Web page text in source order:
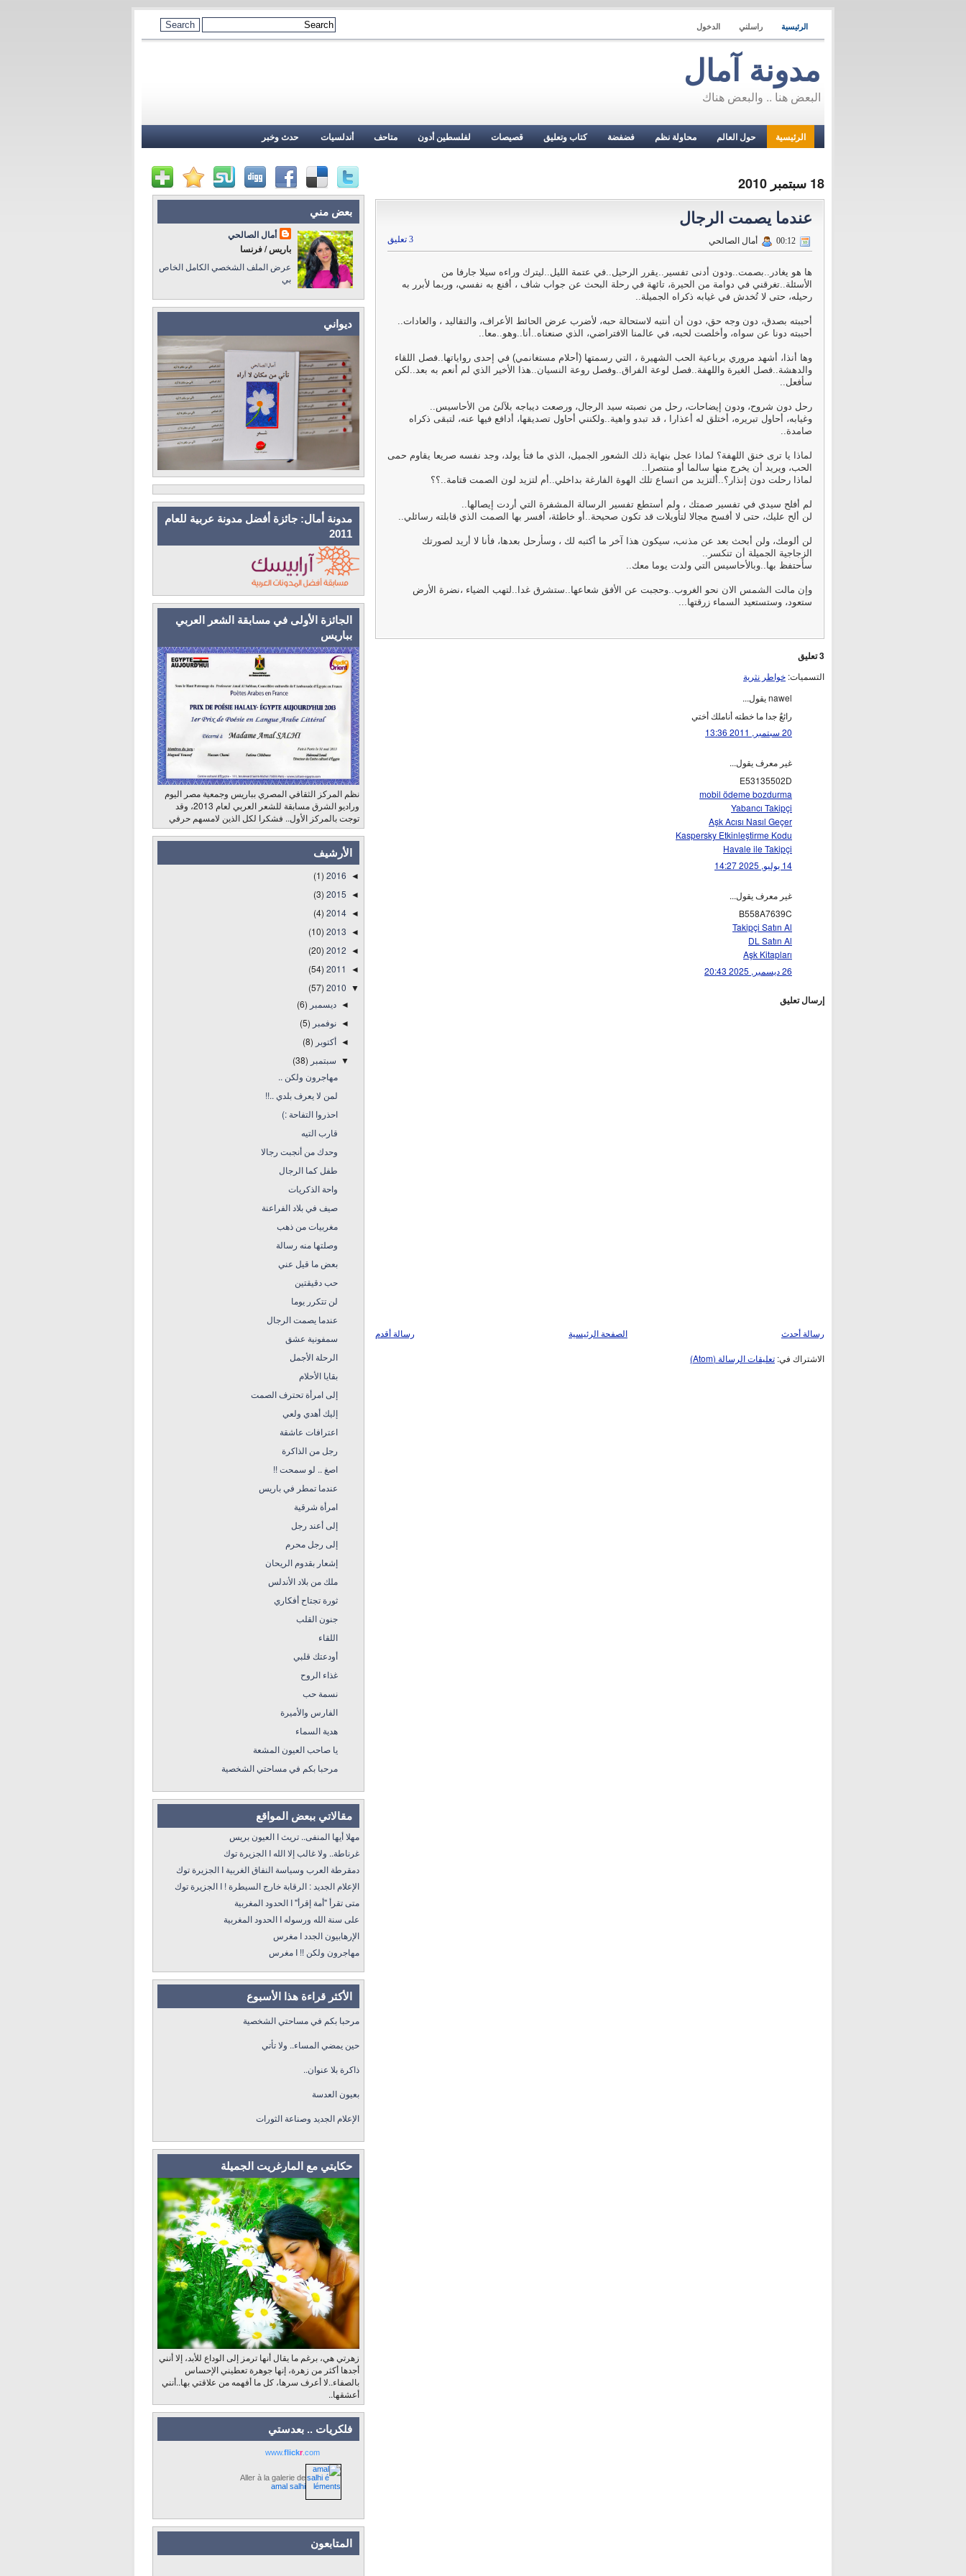
الرئيسية راسلني الدخول
مدونة آمال
البعض هنا .. والبعض هناك
الرئيسية حول العالم محاولة نظم فضفضة كتاب وتعليق قصيصات لفلسطين أدون متاحف أندلسيات حدث وخبر
18 سبتمبر 2010
عندما يصمت الرجال
3 تعليق أمال الصالحي
ها هو يغادر..بصمت..ودون أدنى تفسير..يقرر الرحيل..في عتمة الليل..ليترك وراءه سيلا جارفا من
الأسئلة..تغرقني في دوامة من الحيرة، تائهة في رحلة البحث عن جواب شاف ، أقنع به نفسي، وربما لأبرر به
رحيله، حتى لا تُخدش في غيابه ذكراه الجميلة..
أحببته بصدق، دون وجه حق، دون أن أنتبه لاستحالة حبه، لأضرب عرض الحائط الأعراف، والتقاليد ، والعادات..
أحببته دونا عن سواه، وأخلصت لحبه، في عالمنا الافتراضي، الذي صنعناه..أنا..وهو..معا..
وها أنذا، أشهد مروري برباعية الحب الشهيرة ، التي رسمتها (أحلام مستغانمي) في إحدى رواياتها..فصل اللقاء
والدهشة..فصل الغيرة واللهفة..فصل لوعة الفراق..وفصل روعة النسيان..هذا الأخير الذي لم أنعم به بعد..لكن
سأفعل..
رحل دون شروح، ودون إيضاحات، رحل من نصبته سيد الرجال، ورصعت ديباجه بلآلئ من الأحاسيس..
وغيابه، أحاول تبريره، أختلق له أعذارا ، قد تبدو واهية..ولكنني أحاول تصديقها، أدافع فيها عنه، لتبقى ذكراه
صامدة..
لماذا يا ترى خنق اللهفة؟ لماذا عجل بنهاية ذلك الشعور الجميل، الذي ما فتأ يولد، وجد نفسه صريعا يقاوم حمى
الحب، ويريد أن يخرج منها سالما أو منتصرا..
لماذا رحلت دون إنذار؟..ألتزيد من اتساع تلك الهوة الفارغة بداخلي..أم لتزيد لون الصمت قتامة..؟؟
لم أفلح سيدي في تفسير صمتك ، ولم أستطع تفسير الرسالة المشفرة التي أردت إيصالها..
لن ألح عليك، حتى لا أفسح مجالا لتأويلات قد تكون صحيحة..أو خاطئة، أفسر بها الصمت الذي قابلته رسائلي..
لن ألومك، ولن أبحث بعد عن مذنب، سيكون هذا آخر ما أكتبه لك ، وسأرحل بعدها، فأنا لا أريد لصورتك
الزجاجية الجميلة أن تنكسر..
سأحتفظ بها..وبالأحاسيس التي ولدت يوما معك..
وإن مالت الشمس الان نحو الغروب..وحجبت عن الأفق شعاعها..ستشرق غدا..لتهب الضياء ،نضرة الأرض
ستعود، وستستعيد السماء زرقتها...
3 تعليق
التسميات: خواطر نثرية
nawel يقول...
رائعٌ جدا ما خطته أناملك أختي
20 سبتمبر, 2011 13:36
غير معرف يقول...
E53135502D
mobil ödeme bozdurma
Yabancı Takipçi
Aşk Acısı Nasıl Geçer
Kaspersky Etkinleştirme Kodu
Havale ile Takipçi
14 يوليو, 2025 14:27
غير معرف يقول...
B558A7639C
Takipçi Satın Al
DL Satın Al
Aşk Kitapları
26 ديسمبر, 2025 20:43
إرسال تعليق
رسالة أحدث رسالة أقدم الصفحة الرئيسية
الاشتراك في: تعليقات الرسالة (Atom)
بعض مني
أمال الصالحي
باريس / فرنسا
عرض الملف الشخصي الكامل الخاص
بي
ديواني
مدونة أمال: جائزة أفضل مدونة عربية للعام
2011
الجائزة الأولى في مسابقة الشعر العربي
بباريس
نظم المركز الثقافي المصري بباريس وجمعية مصر اليوم
وراديو الشرق مسابقة للشعر العربي لعام 2013، وقد
توجت بالمركز الأول.. فشكرا لكل الذين لامسهم حرفي
الأرشيف
◄
2016
(1)
◄
2015
(3)
◄
2014
(4)
◄
2013
(10)
◄
2012
(20)
◄
2011
(54)
▼
2010
(57)
◄ديسمبر (6)
◄نوفمبر (5)
◄ أكتوبر (8)
▼ سبتمبر (38)
مهاجرون ولكن ..
لمن لا يعرف بلدي ..!!
احذروا التفاحة :)
قارب التيه
وحدك من أنجبت رجالا
طفل كما الرجال
واحة الذكريات
صيف في بلاد الفراعنة
مغربيات من ذهب
وصلتها منه رسالة
بعض ما قيل عني
حب دقيقتين
لن تتكرر يوما
عندما يصمت الرجال
سمفونية عشق
الرحلة الأجمل
بقايا الأحلام
إلى امرأة تحترف الصمت
إليك أهدي ولعي
اعترافات عاشقة
رجل من الذاكرة
اصغ .. لو سمحت !!
عندما تمطر في باريس
امرأة شرقية
إلى أعند رجل
إلى رجل محرم
إشعار بقدوم الريحان
ملك من بلاد الأندلس
ثورة تجتاح أفكاري
جنون القلب
اللقاء
أودعتك قلبي
غذاء الروح
نسمة حب
الفارس والأميرة
هدية السماء
يا صاحب العيون المشعة
مرحبا بكم في مساحتي الشخصية
مقالاتي ببعض المواقع
مهلا أيها المنفى.. تريث I العيون بريس
غرناطة.. ولا غالب إلا الله I الجزيرة توك
دمقرطة العرب وسياسة النفاق الغربية I الجزيرة توك
الإعلام الجديد : الرقابة خارج السيطرة ! I الجزيرة توك
متى تقرأ "أمة إقرأ" I الحدود المغربية
على سنة الله ورسوله I الحدود المغربية
الإرهابيون الجدد I مغرس
مهاجرون ولكن !! I مغرس
الأكثر قراءة هذا الأسبوع
مرحبا بكم في مساحتي الشخصية
حين يمضي المساء.. ولا تأتي
ذاكرة بلا عنوان..
بعيون العدسة
الإعلام الجديد وصناعة الثورات
حكايتي مع المارغريت الجميلة
زهرتي هي، برغم ما يقال أنها ترمز إلى الوداع للأبد، إلا أنني
أجدها أكثر من زهرة، إنها جوهرة تعطيني الإحساس
بالصفاء..لا أعرف سرها، كل ما أفهمه من علاقتي بها..أنني
أعشقها..
فلكريات .. بعدستي
www.flickr .com
Aller à la galerie de
amal salhi
المتابعون